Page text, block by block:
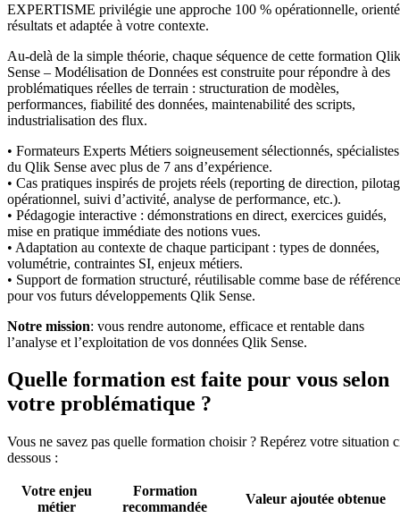
EXPERTISME privilégie une approche 100 % opérationnelle,
résultats et adaptée à votre contexte.
Au-delà de la simple théorie, chaque séquence de cette formation Qlik
Sense – Modélisation de Données est construite pour répondre à des
problématiques réelles de terrain : structuration de modèles,
performances, fiabilité des données, maintenabilité des scripts,
industrialisation des flux.
• Formateurs Experts Métiers soigneusement sélectionnés, spécialistes
du Qlik Sense avec plus de 7 ans d’expérience.
• Cas pratiques inspirés de projets réels (reporting de direction,
opérationnel, suivi d’activité, analyse de performance, etc.).
• Pédagogie interactive : démonstrations en direct, exercices guidés,
mise en pratique immédiate des notions vues.
• Adaptation au contexte de chaque participant : types de données,
volumétrie, contraintes SI, enjeux métiers.
• Support de formation structuré, réutilisable comme base de référence
pour vos futurs développements Qlik Sense.
Notre mission: vous rendre autonome, efficace et rentable dans
l’analyse et l’exploitation de vos données Qlik Sense.
Quelle formation est faite pour vous selon
votre problématique ?
Vous ne savez pas quelle formation choisir ? Repérez votre situation
dessous :
Votre enjeu
métier
Formation
recommandée
Valeur ajoutée obtenue